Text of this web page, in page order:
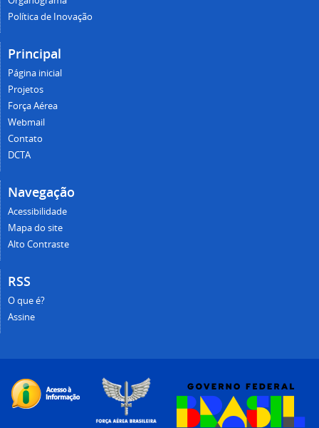
Política de Inovação
Principal
Página inicial
Projetos
Força Aérea
Webmail
Contato
DCTA
Navegação
Acessibilidade
Mapa do site
Alto Contraste
RSS
O que é?
Assine